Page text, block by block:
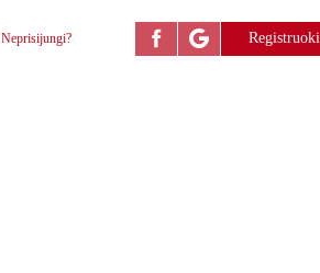
Neprisijungi?